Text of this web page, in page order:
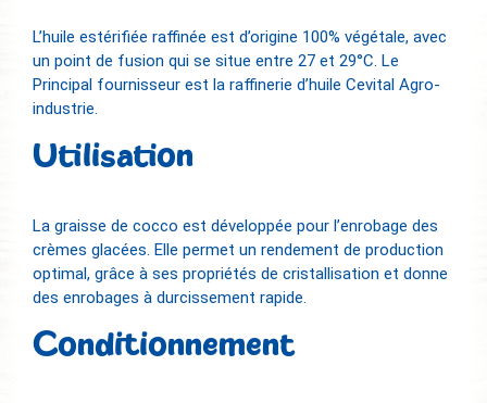
L’huile estérifiée raffinée est d’origine 100% végétale, avec
un point de fusion qui se situe entre 27 et 29°C. Le
Principal fournisseur est la raffinerie d’huile Cevital Agro-
industrie.
Utilisation
La graisse de cocco est développée pour l’enrobage des
crèmes glacées. Elle permet un rendement de production
optimal, grâce à ses propriétés de cristallisation et donne
des enrobages à durcissement rapide.
Conditionnement